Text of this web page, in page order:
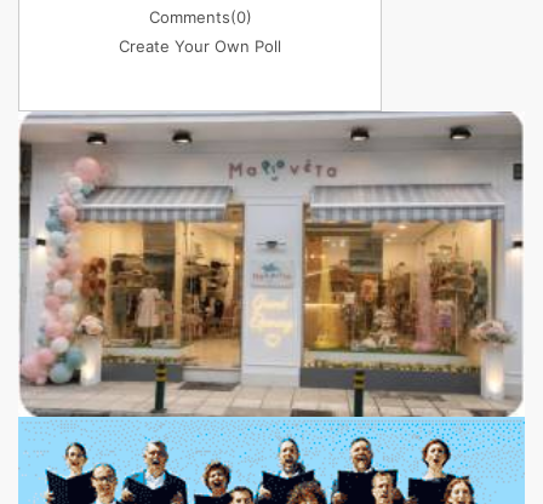
Comments(0)
Create Your Own Poll